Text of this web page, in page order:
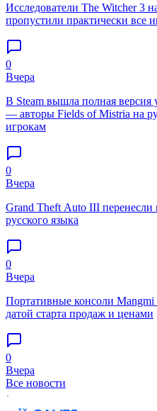
Исследователи The Witcher 3
пропустили практически все
0
Вчера
В Steam вышла полная версия
— авторы Fields of Mistria на
игрокам
0
Вчера
Grand Theft Auto III
русского языка
0
Вчера
Портативные консоли
датой старта продаж и ценами
0
Вчера
Все новости